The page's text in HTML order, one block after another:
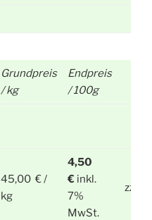
Grundpreis
/ kg
Endpreis
/ 100g
45,00 € /
kg
4,50
€ inkl.
7%
MwSt.
zzgl.